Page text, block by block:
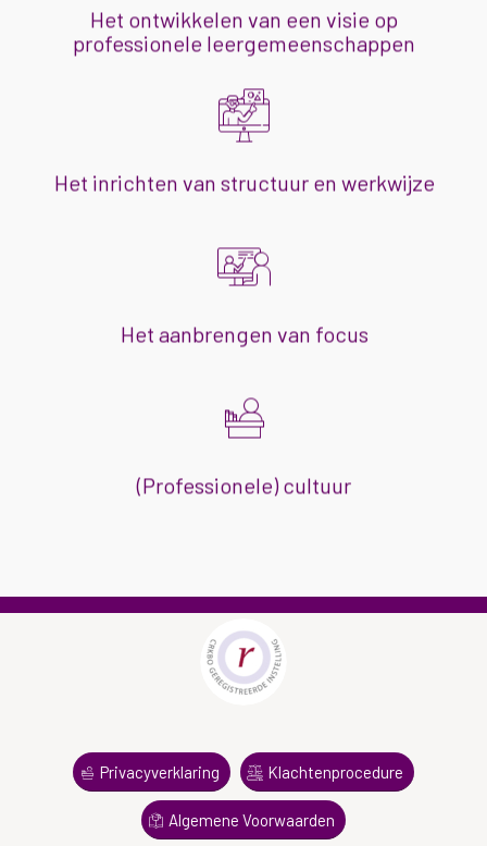
Het ontwikkelen van een visie op
professionele leergemeenschappen
de kwaliteit van onderwijs?
Het inrichten van structuur en werkwijze
Welke processen richten we in, wie heeft
om met besluitvorming?
Het aanbrengen van focus
Op welke zaken richten we ons? En op
(Professionele) cultuur
Hoe communiceren wij met elkaar? Hoe
zorgen we ervoor dat we ons, vanuit
gemaakte afspraken houden? En wat doen
we als dat niet gebeurt?
Privacyverklaring Klachtenprocedure
Algemene Voorwaarden